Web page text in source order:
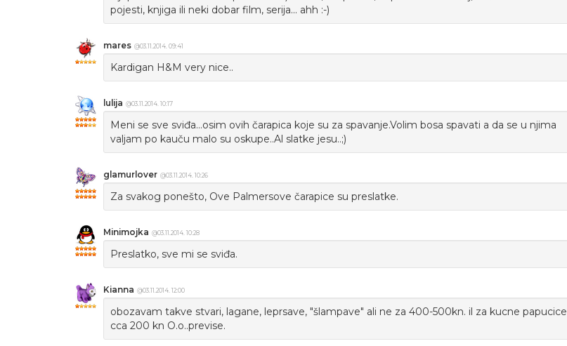
pojesti, knjiga ili neki dobar film, serija... ahh :-)
mares @03.11.2014. 09:41
Kardigan H&M very nice..
lulija @03.11.2014. 10:17
Meni se sve sviđa...osim ovih čarapica koje su za spavanje.Volim bosa spavati a da se u njima
valjam po kauču malo su oskupe..Al slatke jesu..;)
glamurlover @03.11.2014. 10:26
Za svakog ponešto, Ove Palmersove čarapice su preslatke.
Minimojka @03.11.2014. 10:28
Preslatko, sve mi se sviđa.
Kianna @03.11.2014. 12:00
obozavam takve stvari, lagane, leprsave, "šlampave" ali ne za 400-500kn. il za kucne papucice
cca 200 kn O.o..previse.